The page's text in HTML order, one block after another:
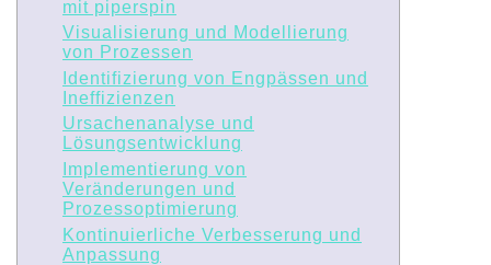
mit piperspin
Visualisierung und Modellierung
von Prozessen
Identifizierung von Engpässen und
Ineffizienzen
Ursachenanalyse und
Lösungsentwicklung
Implementierung von
Veränderungen und
Prozessoptimierung
Kontinuierliche Verbesserung und
Anpassung